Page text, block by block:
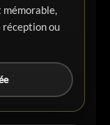
mémorable,
réception ou